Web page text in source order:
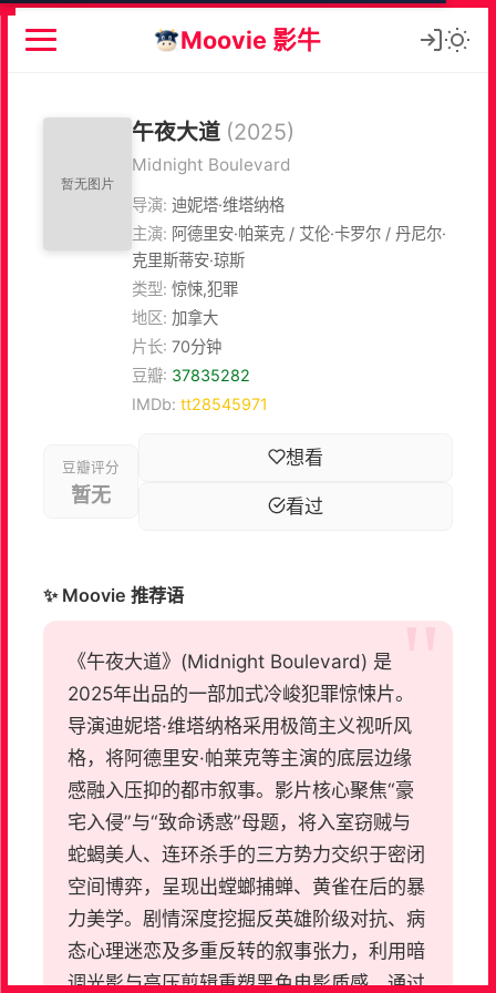
Moovie 影牛
午夜大道 (2025)
Midnight Boulevard
导演: 迪妮塔·维塔纳格
主演: 阿德里安·帕莱克 / 艾伦·卡罗尔 / 丹尼尔·
克里斯蒂安·琼斯
类型: 惊悚,犯罪
地区: 加拿大
片长: 70分钟
豆瓣: 37835282
IMDb: tt28545971
豆瓣评分
暂无
想看
看过
✨ Moovie 推荐语
《午夜大道》(Midnight Boulevard) 是
2025年出品的一部加式冷峻犯罪惊悚片。
导演迪妮塔·维塔纳格采用极简主义视听风
格，将阿德里安·帕莱克等主演的底层边缘
感融入压抑的都市叙事。影片核心聚焦“豪
宅入侵”与“致命诱惑”母题，将入室窃贼与
蛇蝎美人、连环杀手的三方势力交织于密闭
空间博弈，呈现出螳螂捕蝉、黄雀在后的暴
力美学。剧情深度挖掘反英雄阶级对抗、病
态心理迷恋及多重反转的叙事张力，利用暗
调光影与高压剪辑重塑黑色电影质感。通过